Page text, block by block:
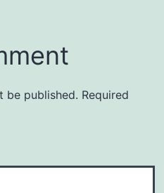
be published. Required